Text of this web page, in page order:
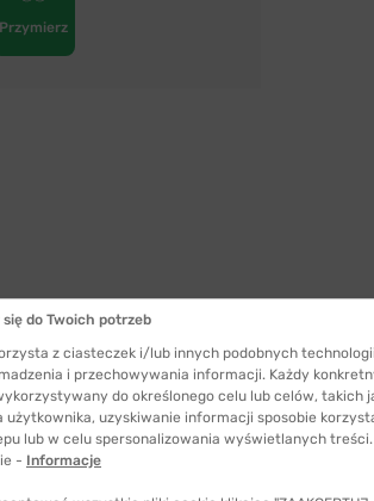
Przymierz
szkła
rozmiar
się do Twoich potrzeb
z ciasteczek i/lub innych podobnych
i przechowywania informacji. Każdy
do określonego celu lub celów, takich
użytkownika, uzyskiwanie informacji sposobie
lub w celu spersonalizowania wyświetlanych treści.
- Informacje